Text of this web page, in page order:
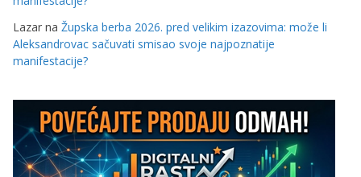
Lazar na Župska berba 2026. pred velikim izazovima: može li
Aleksandrovac sačuvati smisao svoje najpoznatije
manifestacije?